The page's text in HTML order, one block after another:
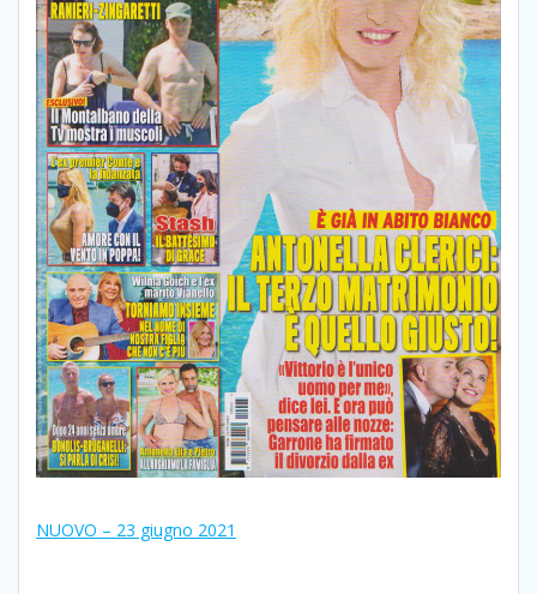
NUOVO – 23 giugno 2021